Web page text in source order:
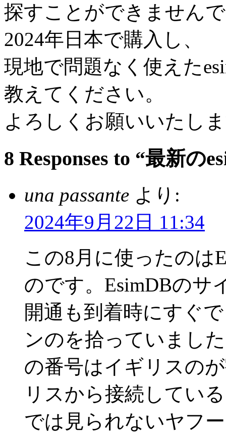
探すことができません
2024年日本で購入し、
現地で問題なく使えた
教えてください。
よろしくお願いいたし
8 Responses to “最新の
una passante より:
2024年9月22日 11:34
この8月に使ったのは
のです。EsimDBのサ
開通も到着時にすぐ
ンのを拾っていまし
の番号はイギリスの
リスから接続してい
では見られないヤフ